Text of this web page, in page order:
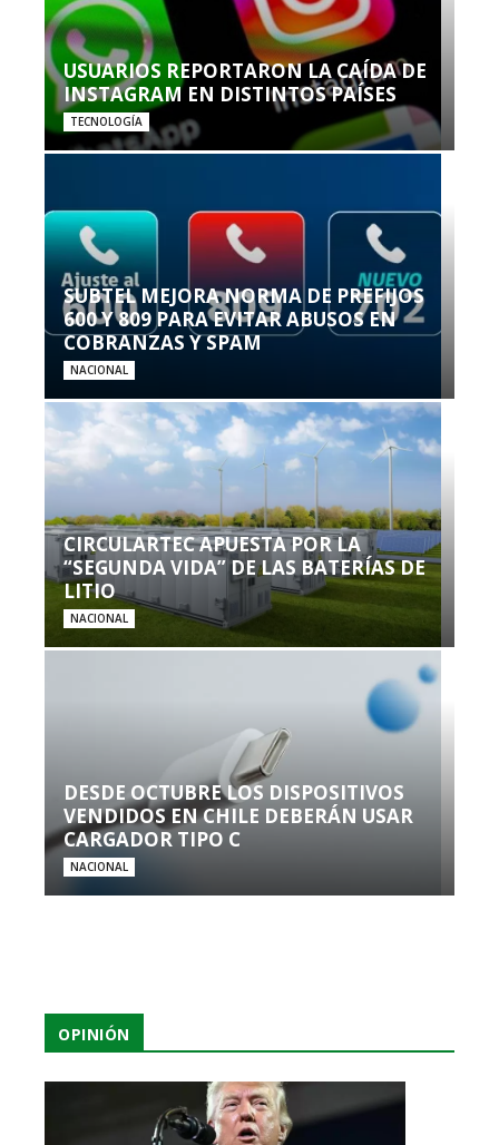
USUARIOS REPORTARON LA CAÍDA DE
INSTAGRAM EN DISTINTOS PAÍSES
TECNOLOGÍA
SUBTEL MEJORA NORMA DE PREFIJOS
600 Y 809 PARA EVITAR ABUSOS EN
COBRANZAS Y SPAM
NACIONAL
CIRCULARTEC APUESTA POR LA
“SEGUNDA VIDA” DE LAS BATERÍAS DE
LITIO
NACIONAL
DESDE OCTUBRE LOS DISPOSITIVOS
VENDIDOS EN CHILE DEBERÁN USAR
CARGADOR TIPO C
NACIONAL
OPINIÓN